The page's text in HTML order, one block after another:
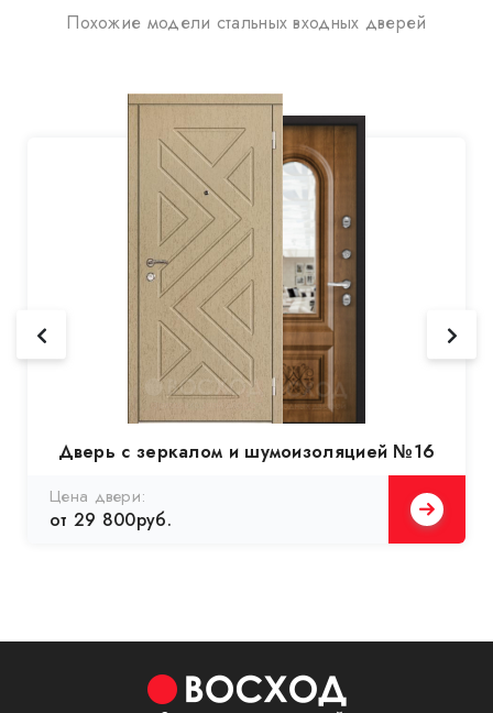
Похожие модели стальных входных дверей
Дверь с зеркалом и шумоизоляцией №16
Цена двери:
от 29 800руб.